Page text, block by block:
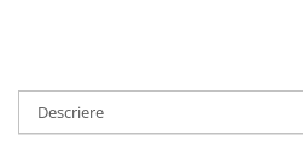
Descriere